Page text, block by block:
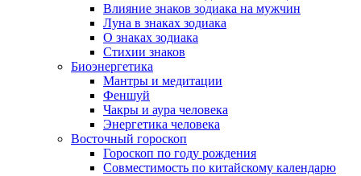
Влияние знаков зодиака на мужчин
Луна в знаках зодиака
О знаках зодиака
Стихии знаков
Биоэнергетика
Мантры и медитации
Феншуй
Чакры и аура человека
Энергетика человека
Восточный гороскоп
Гороскоп по году рождения
Совместимость по китайскому календарю